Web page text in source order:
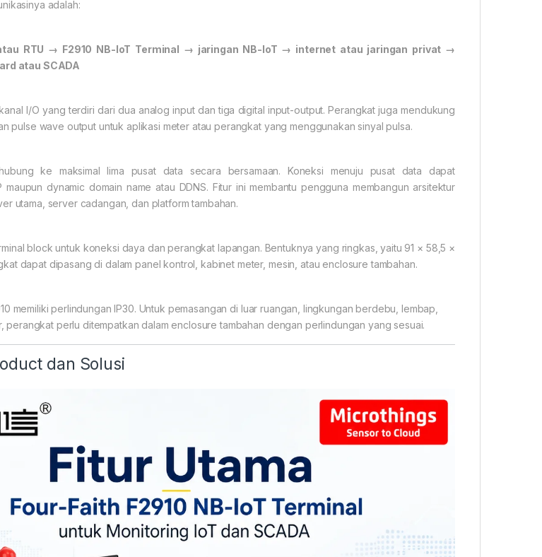
adalah:
RTU → F2910 NB-IoT Terminal → jaringan NB-IoT → internet atau jaringan privat →
atau SCADA
I/O yang terdiri dari dua analog input dan tiga digital input-output. Perangkat juga mendukung
pulse wave output untuk aplikasi meter atau perangkat yang menggunakan sinyal pulsa.
ke maksimal lima pusat data secara bersamaan. Koneksi menuju pusat data dapat
maupun dynamic domain name atau DDNS. Fitur ini membantu pengguna membangun arsitektur
utama, server cadangan, dan platform tambahan.
block untuk koneksi daya dan perangkat lapangan. Bentuknya yang ringkas, yaitu 91 × 58,5 ×
dapat dipasang di dalam panel kontrol, kabinet meter, mesin, atau enclosure tambahan.
memiliki perlindungan IP30. Untuk pemasangan di luar ruangan, lingkungan berdebu, lembap,
perangkat perlu ditempatkan dalam enclosure tambahan dengan perlindungan yang sesuai.
dan Solusi